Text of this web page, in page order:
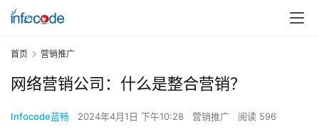
首页 营销推广
网络营销公司：什么是整合营销？
Infocode蓝畅 2024年4月1日 下午10:28 营销推广 阅读 596